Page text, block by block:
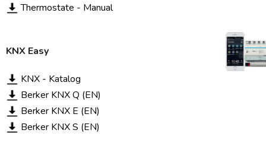
Thermostate - Manual
KNX Easy
KNX - Katalog
Berker KNX Q (EN)
Berker KNX E (EN)
Berker KNX S (EN)